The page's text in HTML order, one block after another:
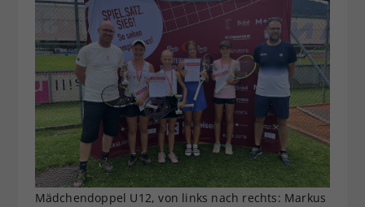
Mädchendoppel U12, von links nach rechts: Markus